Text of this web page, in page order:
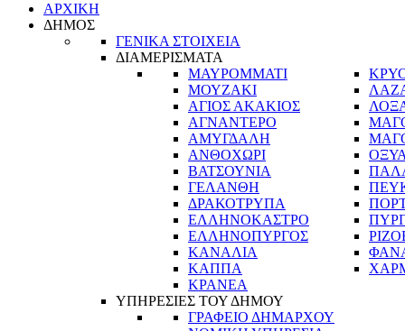
ΑΡΧΙΚΗ
ΔΗΜΟΣ
ΓΕΝΙΚΑ ΣΤΟΙΧΕΙΑ
ΔΙΑΜΕΡΙΣΜΑΤΑ
ΜΑΥΡΟΜΜΑΤΙ
ΜΟΥΖΑΚΙ
ΑΓΙΟΣ ΑΚΑΚΙΟΣ
ΑΓΝΑΝΤΕΡΟ
ΑΜΥΓΔΑΛΗ
ΑΝΘΟΧΩΡΙ
ΒΑΤΣΟΥΝΙΑ
ΓΕΛΑΝΘΗ
ΔΡΑΚΟΤΡΥΠΑ
ΕΛΛΗΝΟΚΑΣΤΡΟ
ΕΛΛΗΝΟΠΥΡΓΟΣ
ΚΑΝΑΛΙΑ
ΚΑΠΠΑ
ΚΡΑΝΕΑ
ΥΠΗΡΕΣΙΕΣ ΤΟΥ ΔΗΜΟΥ
ΓΡΑΦΕΙΟ ΔΗΜΑΡΧΟΥ